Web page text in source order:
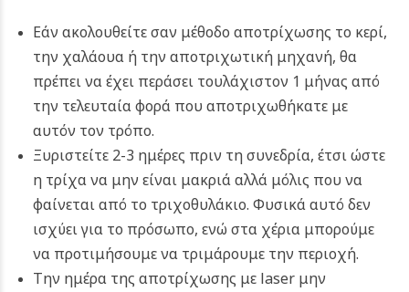
Εάν ακολουθείτε σαν μέθοδο αποτρίχωσης το κερί,
την χαλάουα ή την αποτριχωτική μηχανή, θα
πρέπει να έχει περάσει τουλάχιστον 1 μήνας από
την τελευταία φορά που αποτριχωθήκατε με
αυτόν τον τρόπο.
Ξυριστείτε 2-3 ημέρες πριν τη συνεδρία, έτσι ώστε
η τρίχα να μην είναι μακριά αλλά μόλις που να
φαίνεται από το τριχοθυλάκιο. Φυσικά αυτό δεν
ισχύει για το πρόσωπο, ενώ στα χέρια μπορούμε
να προτιμήσουμε να τριμάρουμε την περιοχή.
Την ημέρα της αποτρίχωσης με laser μην